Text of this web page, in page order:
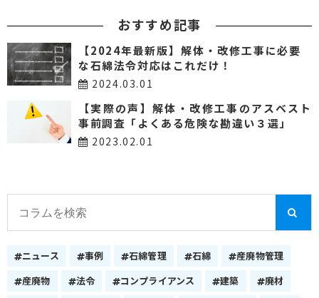
おすすめ記事
【2024年最新版】解体・改修工事に必要
な石綿法令対応はこれだけ！
2024.03.01
【実際の声】解体・改修工事のアスベスト
事前調査「よくある危険な勘違い３選」
2023.02.01
ニュース 事例 石綿管理 石綿
産廃物管理
産廃物
法令 コンプライアンス 建築
廃材